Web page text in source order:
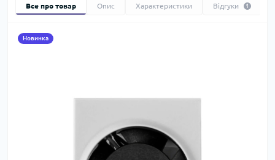
Все про товар Опис Характеристики Відгуки 1
Новинка